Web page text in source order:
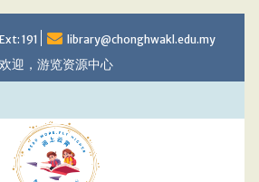
191 library@chonghwakl.edu.my
迎，游览资源中心